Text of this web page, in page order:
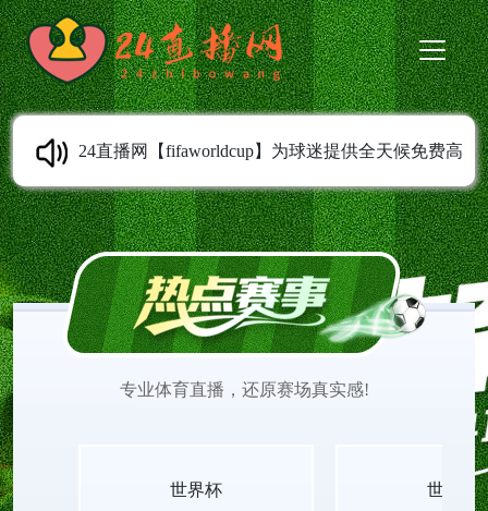
24直播网【fifaworldcup】为球迷提供全天候免费高
清体育直播，无需插件，电脑/手机/平板多端适配。
涵盖世界杯、欧洲五大联赛、NBA、FIBA、网球大
专业体育直播，还原赛场真实感!
世界杯 世界杯